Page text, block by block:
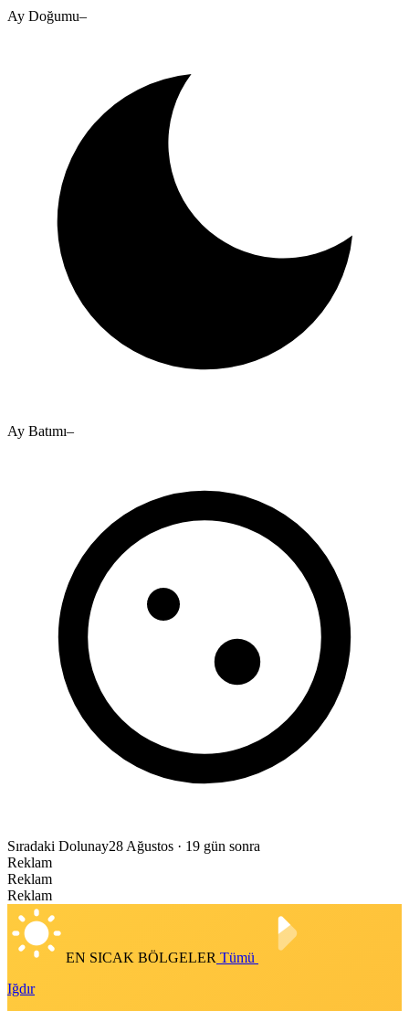
Ay Doğumu–
Ay Batımı–
Sıradaki Dolunay28 Ağustos · 19 gün sonra
Reklam
Reklam
Reklam
EN SICAK BÖLGELER Tümü
Iğdır